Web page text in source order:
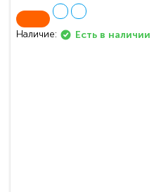
Наличие: Есть в наличии